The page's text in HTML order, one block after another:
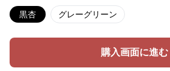
黒杏 グレーグリーン
購入画面に進む